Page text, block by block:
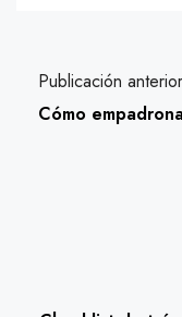
Publicación anterior
Cómo